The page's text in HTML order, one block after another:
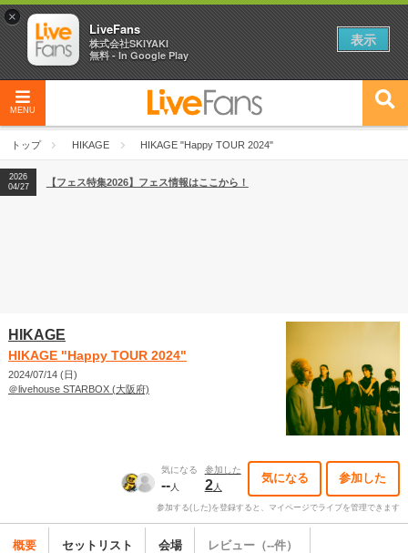
MENU
トップ HIKAGE HIKAGE "Happy TOUR 2024"
2026
04/27
2026
【ライブ動員ランキング】2026年上半期編発表！
2026
04/27
【フェス特集2026】フェス情報はここから！
HIKAGE
HIKAGE "Happy TOUR 2024"
2024/07/14 (日)
＠livehouse STARBOX (大阪府)
気になる
--人
参加した
2人
気になる 参加した
参加する(した)を登録すると、マイページでライブを管理できます
概要 セットリスト 会場 レビュー（--件）
×
LiveFans
株式会社SKIYAKI
無料 - In Google Play
表示